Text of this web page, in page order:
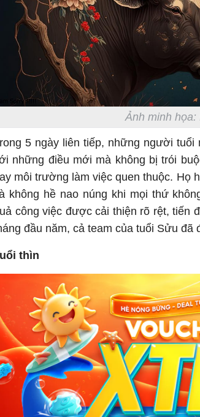
Ảnh minh họa:
5 ngày liên tiếp, những người tuổi
những điều mới mà không bị trói
môi trường làm việc quen thuộc. Họ
không hề nao núng khi mọi thứ
công việc được cải thiện rõ rệt, tiến
đầu năm, cả team của tuổi Sửu đã
thìn